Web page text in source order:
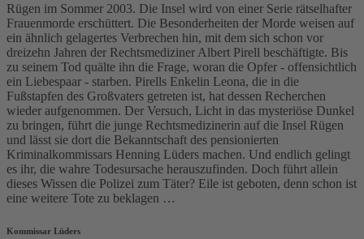
Rügen im Sommer 2003. Die Insel wird von einer Serie rätselhafter
Frauenmorde erschüttert. Die Besonderheiten der Morde weisen auf
ein ähnlich gelagertes Verbrechen hin, mit dem sich schon vor
dreizehn Jahren der Rechtsmediziner Albert Pirell beschäftigte. Bis
zu seinem Tod quälte ihn die Frage, woran die Opfer - offensichtlich
ein Liebespaar - starben. Pirells Enkelin Leona, die in die
Fußstapfen des Großvaters getreten ist, hat dessen Recherchen
wieder aufgenommen. Der Versuch, Licht in das mysteriöse Dunkel
zu bringen, führt die junge Rechtsmedizinerin auf die Insel Rügen
und lässt sie dort die Bekanntschaft des pensionierten
Kriminalkommissars Henning Lüders machen. Und endlich gelingt
es ihr, die wahre Todesursache herauszufinden. Doch führt allein
dieses Wissen die Polizei zum Täter? Eile ist geboten, denn schon ist
eine weitere Tote zu beklagen …
Kommissar Lüders